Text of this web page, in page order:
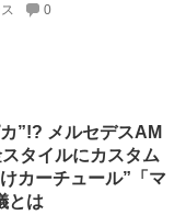
0
”!? メルセデスAM
タイルにカスタム
カーチュール”「マ
とは